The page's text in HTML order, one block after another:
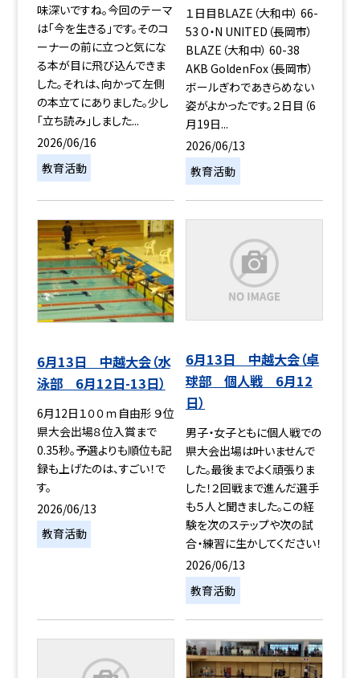
味深いですね。今回のテーマ
は「今を生きる」です。そのコ
ーナーの前に立つと気にな
る本が目に飛び込んできま
した。それは、向かって左側
の本立てにありました。少し
「立ち読み」しました...
2026/06/16
教育活動
１日目BLAZE（大和中） 66-
53 O・N UNITED（長岡市）
BLAZE（大和中） 60-38
AKB GoldenFox（長岡市）
ボールぎわであきらめない
姿がよかったです。２日目（6
月19日...
2026/06/13
教育活動
6月13日 中越大会（水
泳部 6月12日-13日）
6月12日１００ｍ自由形 ９位
県大会出場８位入賞まで
0.35秒。予選よりも順位も記
録も上げたのは、すごい！で
す。
2026/06/13
教育活動
6月13日 中越大会（卓
球部 個人戦 6月12
日）
男子・女子ともに個人戦での
県大会出場は叶いませんで
した。最後までよく頑張りま
した！２回戦まで進んだ選手
も５人と聞きました。この経
験を次のステップや次の試
合・練習に生かしてください！
2026/06/13
教育活動